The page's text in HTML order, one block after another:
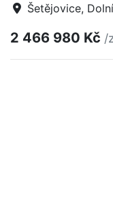
Šetějovice,
2 466 980 Kč /